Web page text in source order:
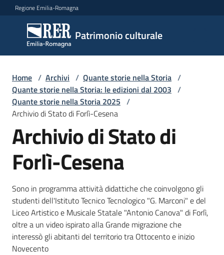
Vai al contenuto
Vai alla navigazione
Vai al footer
Regione Emilia-Romagna
Patrimonio culturale
Patrimonio
culturale
Argomenti
Novità
Servizi
Leggi
Atti
Bandi
Piani
Home / Archivi / Quante storie nella Storia /
Quante storie nella Storia: le edizioni dal 2003 /
Quante storie nella Storia 2025 /
Archivio di Stato di Forlì-Cesena
Archivio di Stato di
Forlì-Cesena
Sono in programma attività didattiche che coinvolgono gli
studenti dell'Istituto Tecnico Tecnologico "G. Marconi" e del
Liceo Artistico e Musicale Statale "Antonio Canova" di Forlì,
oltre a un video ispirato alla Grande migrazione che
interessò gli abitanti del territorio tra Ottocento e inizio
Novecento